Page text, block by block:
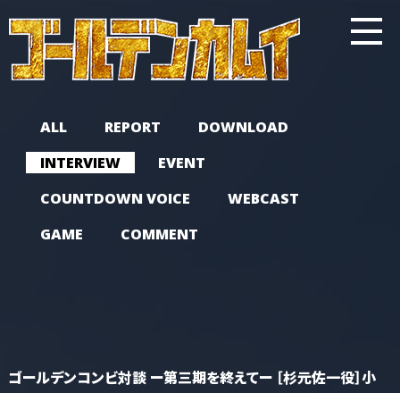
ALL REPORT
DOWNLOAD
INTERVIEW
EVENT
COUNTDOWN VOICE
WEBCAST
GAME
COMMENT
ゴールデンコンビ対談 ー第三期を終えてー ［杉元佐一役］小